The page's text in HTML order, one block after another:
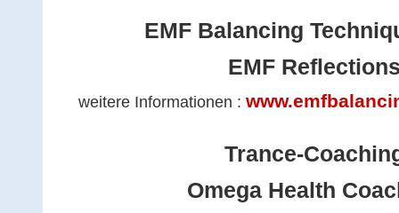
EMF Balancing
EMF
weitere Informationen :
Trance-
Omega Health